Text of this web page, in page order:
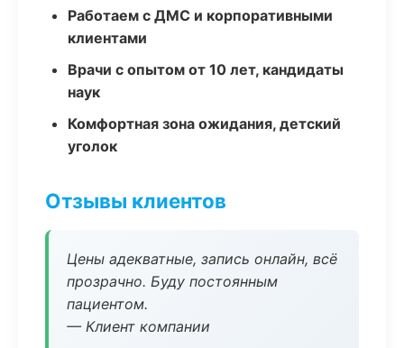
Работаем с ДМС и корпоративными
клиентами
Врачи с опытом от 10 лет, кандидаты
наук
Комфортная зона ожидания, детский
уголок
Отзывы клиентов
Цены адекватные, запись онлайн, всё
прозрачно. Буду постоянным
пациентом.
— Клиент компании